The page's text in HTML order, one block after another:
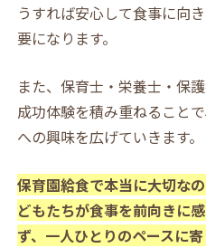
うすれば安心して食事に向
要になります。
また、保育士・栄養士・保
成功体験を積み重ねること
への興味を広げていきます。
保育園給食で本当に大切な
どもたちが食事を前向きに
ず、一人ひとりのペースに